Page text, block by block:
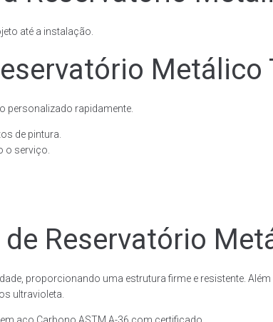
até a instalação.
Metálico
personalizado rapidamente.
de pintura.
o serviço.
Reservatório
proporcionando uma estrutura firme e resistente.
ultravioleta.